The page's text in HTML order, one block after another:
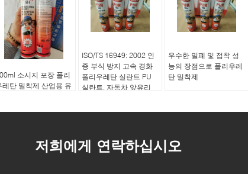
소시지 포장 폴리
레탄 밀착제 산업용 유
ISO/TS 16949: 2002 인
증 부식 방지 고속 경화
폴리우레탄 실란트 PU
실란트, 자동차 앞유리
우수한 밀폐 및 접착 성
능의 장점으로 폴리우레
탄 밀착제
저희에게 연락하십시오